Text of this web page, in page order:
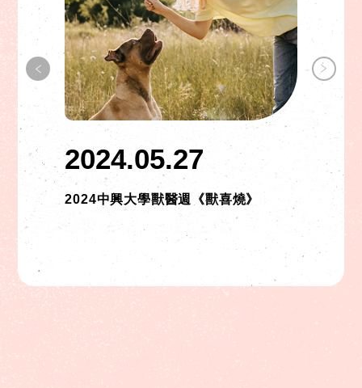
2024.05.27
2024中興大學獸醫週《獸喜燒》